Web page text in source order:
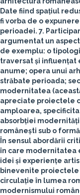
Date fiind spațiul
fi vorba de o
perioadei. 7.
argumentat un
de exemplu: o
traversat și influențat
anume; opera unui
străbate perioada;
modernitatea
apreciate proiectele
amploarea,
absorbției
românești sub o
În sensul abordării
în care modernitatea
idei și experiențe
binevenite proiectele
circulație în lumea
modernismului